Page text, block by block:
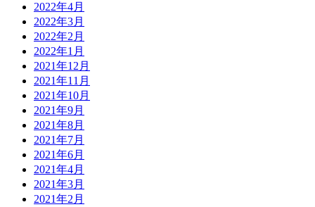
2022年4月
2022年3月
2022年2月
2022年1月
2021年12月
2021年11月
2021年10月
2021年9月
2021年8月
2021年7月
2021年6月
2021年4月
2021年3月
2021年2月